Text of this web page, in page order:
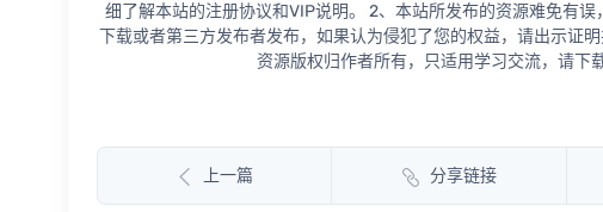
细了解本站的注册协议和VIP说明。 2、本站所发布的资源难免有
下载或者第三方发布者发布，如果认为侵犯了您的权益，请出示证
资源版权归作者所有，只适用学习交流，请下
上一篇 分享链接